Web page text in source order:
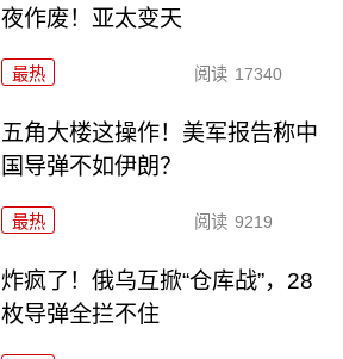
夜作废！亚太变天
最热 阅读 17340
五角大楼这操作！美军报告称中
国导弹不如伊朗？
最热 阅读 9219
炸疯了！俄乌互掀“仓库战”，28
枚导弹全拦不住